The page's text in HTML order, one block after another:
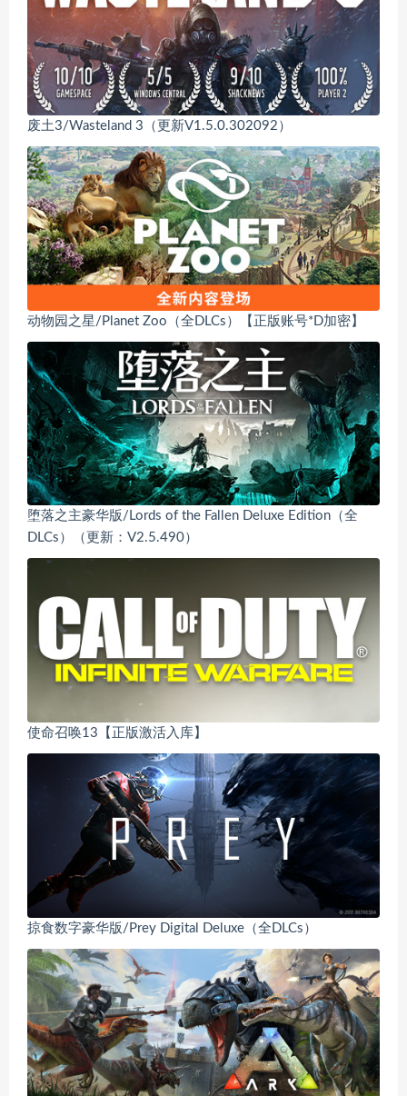
废土3/Wasteland 3（更新V1.5.0.302092）
动物园之星/Planet Zoo（全DLCs）【正版账号*D加密】
堕落之主豪华版/Lords of the Fallen Deluxe Edition（全
DLCs）（更新：V2.5.490）
使命召唤13【正版激活入库】
掠食数字豪华版/Prey Digital Deluxe（全DLCs）